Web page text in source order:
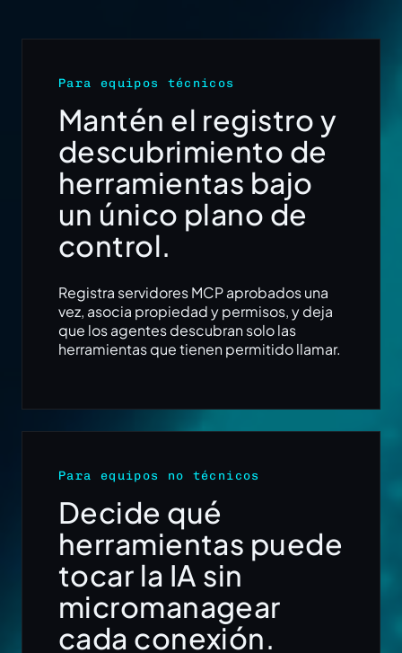
Para equipos técnicos
Mantén el registro y
descubrimiento de
herramientas bajo
un único plano de
control.
Registra servidores MCP aprobados una
vez, asocia propiedad y permisos, y deja
que los agentes descubran solo las
herramientas que tienen permitido llamar.
Para equipos no técnicos
Decide qué
herramientas puede
tocar la IA sin
micromanagear
cada conexión.